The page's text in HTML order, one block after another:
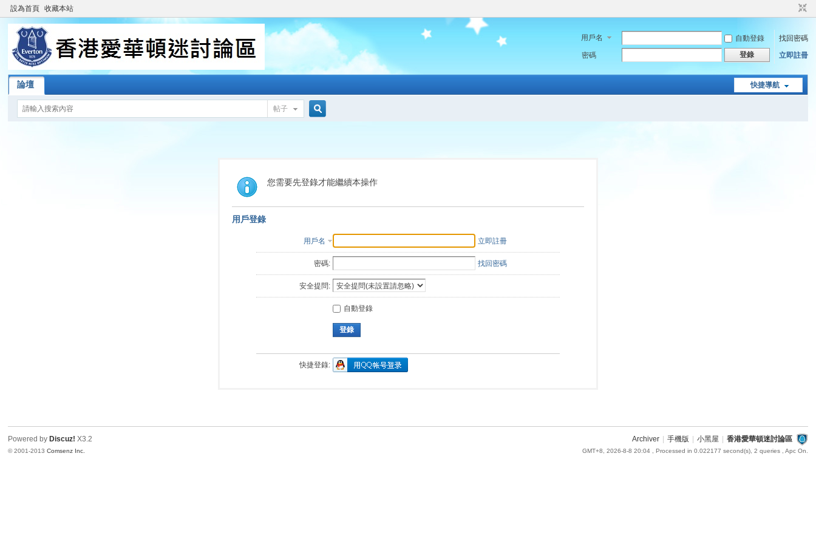
設為首頁 收藏本站
用戶名 自動登錄
找回密碼
密碼
登錄 立即註冊
快捷導航
論壇
帖子
索
您需要先登錄才能繼續本操作
用戶登錄
用戶名 立即註冊
密碼: 找回密碼
安全提問:
自動登錄
登錄
快捷登錄:
Archiver 手機版 小黑屋 香港愛華頓迷討論區
GMT+8, 2026-8-8 20:04, Processed in 0.022177 second(s), 2 queries , Apc On.
Powered by Discuz! X3.2
© 2001-2013Comsenz Inc.